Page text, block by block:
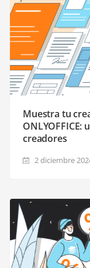
Muestra tu
creadores
2 diciembre